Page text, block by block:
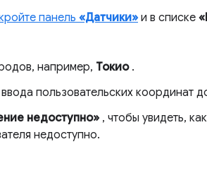
панель «Датчики» и в списке
например, Токио.
пользовательских координат
недоступно» , чтобы увидеть,
недоступно.